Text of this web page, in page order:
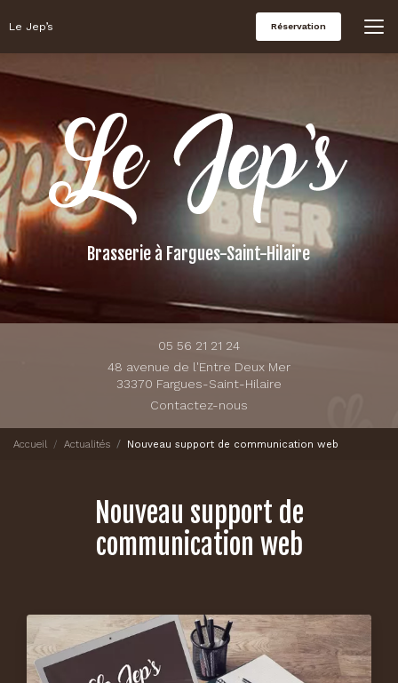
auLe Jep’s Réservation
Brasserie à Fargues-Saint-Hilaire
05 56 21 21 24
48 avenue de l'Entre Deux Mer
33370 Fargues-Saint-Hilaire
Contactez-nous
Accueil Actualités Nouveau support de communication web
Nouveau support de
communication web